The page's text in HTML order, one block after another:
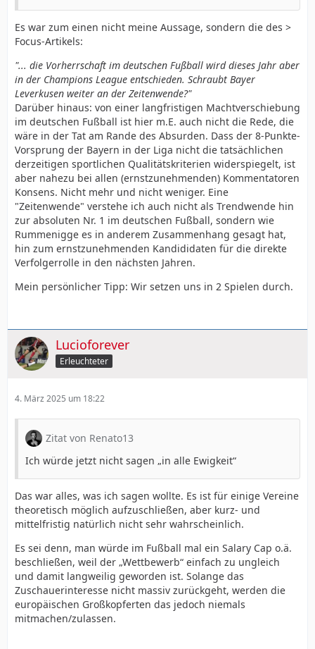
Es war zum einen nicht meine Aussage, sondern die des >
Focus-Artikels:
"... die Vorherrschaft im deutschen Fußball wird dieses Jahr aber
in der Champions League entschieden. Schraubt Bayer
Leverkusen weiter an der Zeitenwende?"
Darüber hinaus: von einer langfristigen Machtverschiebung
im deutschen Fußball ist hier m.E. auch nicht die Rede, die
wäre in der Tat am Rande des Absurden. Dass der 8-Punkte-
Vorsprung der Bayern in der Liga nicht die tatsächlichen
derzeitigen sportlichen Qualitätskriterien widerspiegelt, ist
aber nahezu bei allen (ernstzunehmenden) Kommentatoren
Konsens. Nicht mehr und nicht weniger. Eine
"Zeitenwende" verstehe ich auch nicht als Trendwende hin
zur absoluten Nr. 1 im deutschen Fußball, sondern wie
Rummenigge es in anderem Zusammenhang gesagt hat,
hin zum ernstzunehmenden Kandididaten für die direkte
Verfolgerrolle in den nächsten Jahren.
Mein persönlicher Tipp: Wir setzen uns in 2 Spielen durch.
Lucioforever
Erleuchteter
4. März 2025 um 18:22
Zitat von Renato13
Ich würde jetzt nicht sagen „in alle Ewigkeit“
Das war alles, was ich sagen wollte. Es ist für einige Vereine
theoretisch möglich aufzuschließen, aber kurz- und
mittelfristig natürlich nicht sehr wahrscheinlich.
Es sei denn, man würde im Fußball mal ein Salary Cap o.ä.
beschließen, weil der „Wettbewerb“ einfach zu ungleich
und damit langweilig geworden ist. Solange das
Zuschauerinteresse nicht massiv zurückgeht, werden die
europäischen Großkopferten das jedoch niemals
mitmachen/zulassen.